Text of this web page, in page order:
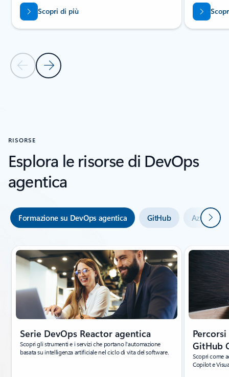
Diapositiva precedente
Diapositiva successiva
Scopri di più
RISORSE
Esplora le risorse di DevOps
agentica
Formazione su DevOps agentica GitHub AzureAvanti
Visualizzazione della diapositiva 1 di 3
Serie DevOps Reactor agentica
Scopri gli strumenti e i servizi che portano l'automazione
basata su intelligenza artificiale nel ciclo di vita del software.
GitHub
Scopri come
Copilot e